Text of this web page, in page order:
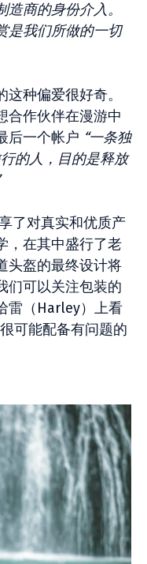
商的身份介入。
是我们所做的一切
种偏爱很好奇。
合作伙伴在漫游中
后一个帐户 “一条独
的人，目的是释放
了对真实和优质产
，在其中盛行了老
头盔的最终设计将
们可以关注包装的
雷（Harley）上看
可能配备有问题的